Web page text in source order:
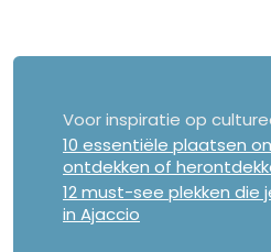
Voor inspiratie op
10 essentiële plaatsen
ontdekken of
12 must-see plekken die
in Ajaccio